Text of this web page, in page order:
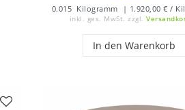
0.015 Kilogramm | 1.920,00 € /
inkl. ges. MwSt. zzgl.
In den Warenkorb